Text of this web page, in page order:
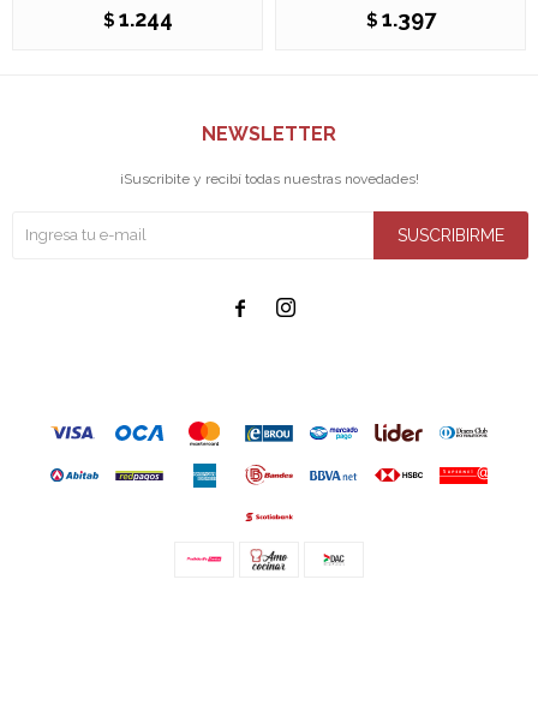
$ 1.244 $ 1.397
NEWSLETTER
¡Suscribite y recibí todas nuestras novedades!
SUSCRIBIRME
 